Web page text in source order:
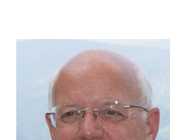
Devenir membre